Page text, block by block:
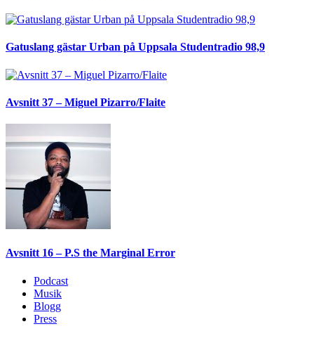
Gatuslang gästar Urban på Uppsala Studentradio 98,9
Avsnitt 37 – Miguel Pizarro/Flaite
Avsnitt 16 – P.S the Marginal Error
Podcast
Musik
Blogg
Press